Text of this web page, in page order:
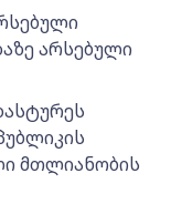
არსებული
მთლიანობის